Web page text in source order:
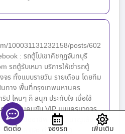
100031131232158/posts/602
: รถตู้ไปเขาคิชกุฏจันทบุรี
รถตู้รับเหมา บริการให้เช่ารถตู้
ร ทั้งแบบรายวัน รายเดือน โดยทีม
ทาง พื้นที่กรุงเทพมหานคร
ไหนๆ ก็ สนุก ประทับใจ เมื่อใช้
รถตู้พร้อมคนขับ VIP แบบครบวงจร
มงานมืออาชีพ และ ชำนาญเส้น
มณฑล และ ต่างจังหวัด
ติดต่อ จองรถ เพิ่มเติม